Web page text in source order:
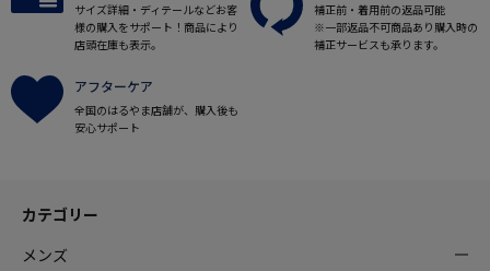
サイズ詳細・ディテールなどお客
様の購入をサポート！商品により
店頭在庫も表示。
補正前・着用前の返品可能
※一部返品不可商品あり購入時の
補正サービスも承ります。
アフターケア
全国のはるやま店舗が、購入後も
安心サポート
カテゴリー
メンズ